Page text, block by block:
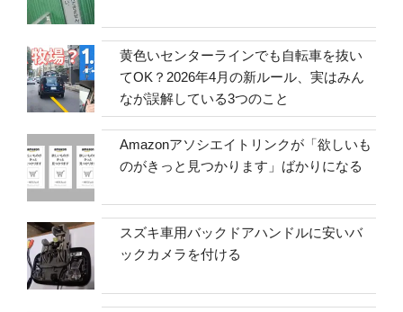
黄色いセンターラインでも自転車を抜い
てOK？2026年4月の新ルール、実はみん
なが誤解している3つのこと
Amazonアソシエイトリンクが「欲しいも
のがきっと見つかります」ばかりになる
スズキ車用バックドアハンドルに安いバ
ックカメラを付ける